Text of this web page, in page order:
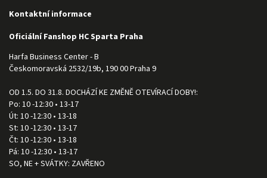
Kontaktní informace
Oficiální Fanshop HC Sparta Praha
Harfa Business Center - B
Českomoravská 2532/19b, 190 00 Praha 9
OD 1.5. DO 31.8. DOCHÁZÍ KE ZMĚNĚ OTEVÍRACÍ DOBY!:
Po: 10 -12:30 • 13-17
Út: 10 -12:30 • 13-18
St: 10 -12:30 • 13-17
Čt: 10 -12:30 • 13-18
Pá: 10 -12:30 • 13-17
SO, NE + SVÁTKY: ZAVŘENO